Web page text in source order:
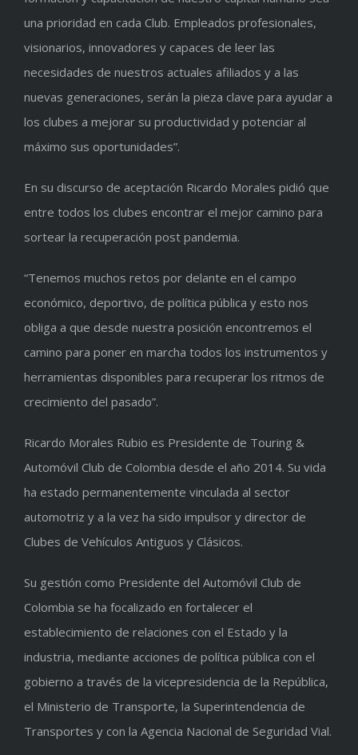
una prioridad en cada Club. Empleados profesionales,
visionarios, innovadores y capaces de leer las
necesidades de nuestros actuales afiliados y a las
nuevas generaciones, serán la pieza clave para ayudar a
los clubes a mejorar su productividad y potenciar al
máximo sus oportunidades”.
En su discurso de aceptación Ricardo Morales pidió que
entre todos los clubes encontrar el mejor camino para
sortear la recuperación post pandemia.
“Tenemos muchos retos por delante en el campo
económico, deportivo, de política pública y esto nos
obliga a que desde nuestra posición encontremos el
camino para poner en marcha todos los instrumentos y
herramientas disponibles para recuperar los ritmos de
crecimiento del pasado”.
Ricardo Morales Rubio es Presidente de Touring &
Automóvil Club de Colombia desde el año 2014. Su vida
ha estado permanentemente vinculada al sector
automotriz y a la vez ha sido impulsor y director de
Clubes de Vehículos Antiguos y Clásicos.
Su gestión como Presidente del Automóvil Club de
Colombia se ha focalizado en fortalecer el
establecimiento de relaciones con el Estado y la
industria, mediante acciones de política pública con el
gobierno a través de la vicepresidencia de la República,
el Ministerio de Transporte, la Superintendencia de
Transportes y con la Agencia Nacional de Seguridad Vial.